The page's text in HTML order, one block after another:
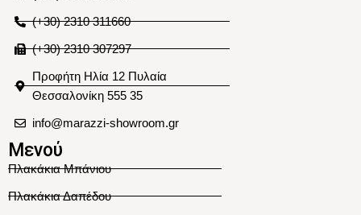
(+30) 2310 311660
(+30) 2310 307297
Προφήτη Ηλία 12 Πυλαία
Θεσσαλονίκη 555 35
info@marazzi-showroom.gr
Μενού
Πλακάκια Μπάνιου
Πλακάκια Δαπέδου